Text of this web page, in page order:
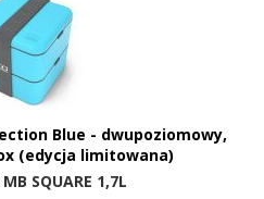
Blue - dwupoziomowy,
(edycja limitowana)
SQUARE 1,7L